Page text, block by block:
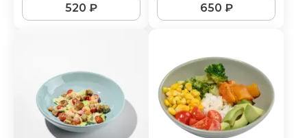
520 ₽ 650 ₽